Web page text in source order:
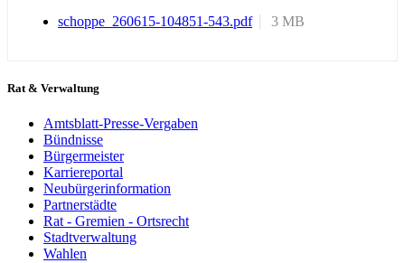
schoppe_260615-104851-543.pdf 3 MB
Rat & Verwaltung
Amtsblatt-Presse-Vergaben
Bündnisse
Bürgermeister
Karriereportal
Neubürgerinformation
Partnerstädte
Rat - Gremien - Ortsrecht
Stadtverwaltung
Wahlen